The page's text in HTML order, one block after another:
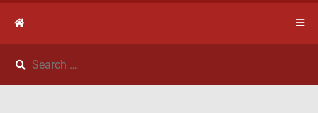
Catalogo
NOVITÀ
NEWS
IL